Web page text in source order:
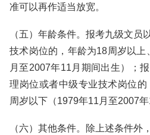
准可以再作适当放宽。
（五）年龄条件。报考九级文员
技术岗位的，年龄为18周岁以
月至2007年11月期间出生）；
理岗位或者中级专业技术岗位
周岁以下（1979年11月至2007年
（六）其他条件。除上述条件外